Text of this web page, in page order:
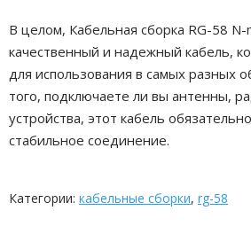
В целом, Кабельная сборка RG-58
качественный и надежный кабель,
для использования в самых разных
того, подключаете ли вы антенны,
устройства, этот кабель
стабильное соединение.
Категории: кабельные сборки, rg-58